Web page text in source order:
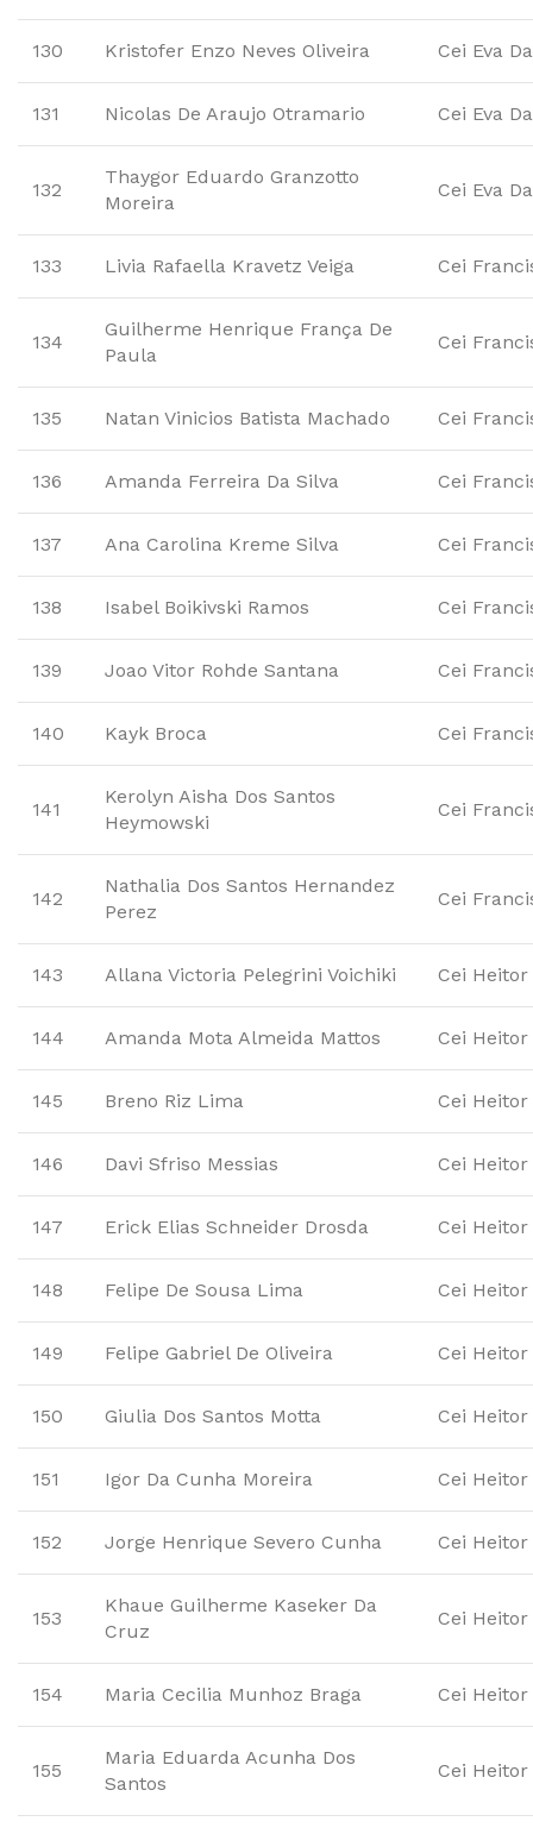
130 Kristofer Enzo Neves Oliveira Cei Eva
131 Nicolas De Araujo Otramario Cei Eva
132
Thaygor Eduardo Granzotto
Moreira
Cei Eva
133 Livia Rafaella Kravetz Veiga Cei
134
Guilherme Henrique França De
Paula
Cei
135 Natan Vinicios Batista Machado Cei
136 Amanda Ferreira Da Silva Cei
137 Ana Carolina Kreme Silva Cei
138 Isabel Boikivski Ramos Cei
139 Joao Vitor Rohde Santana Cei
140 Kayk Broca Cei
141
Kerolyn Aisha Dos Santos
Heymowski
Cei
142
Nathalia Dos Santos Hernandez
Perez
Cei
143 Allana Victoria Pelegrini Voichiki Cei
144 Amanda Mota Almeida Mattos Cei
145 Breno Riz Lima Cei
146 Davi Sfriso Messias Cei
147 Erick Elias Schneider Drosda Cei
148 Felipe De Sousa Lima Cei
149 Felipe Gabriel De Oliveira Cei
150 Giulia Dos Santos Motta Cei
151 Igor Da Cunha Moreira Cei
152 Jorge Henrique Severo Cunha Cei
153
Khaue Guilherme Kaseker Da
Cruz
Cei
154 Maria Cecilia Munhoz Braga Cei
155
Maria Eduarda Acunha Dos
Santos
Cei